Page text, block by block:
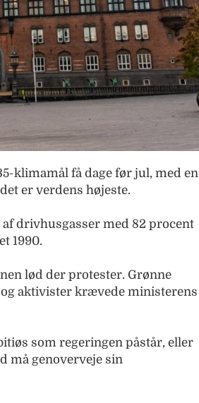
klimamål få dage før jul, med en
er verdens højeste.
drivhusgasser med 82 procent
1990.
lød der protester. Grønne
aktivister krævede ministerens
som regeringen påstår, eller
må genoverveje sin